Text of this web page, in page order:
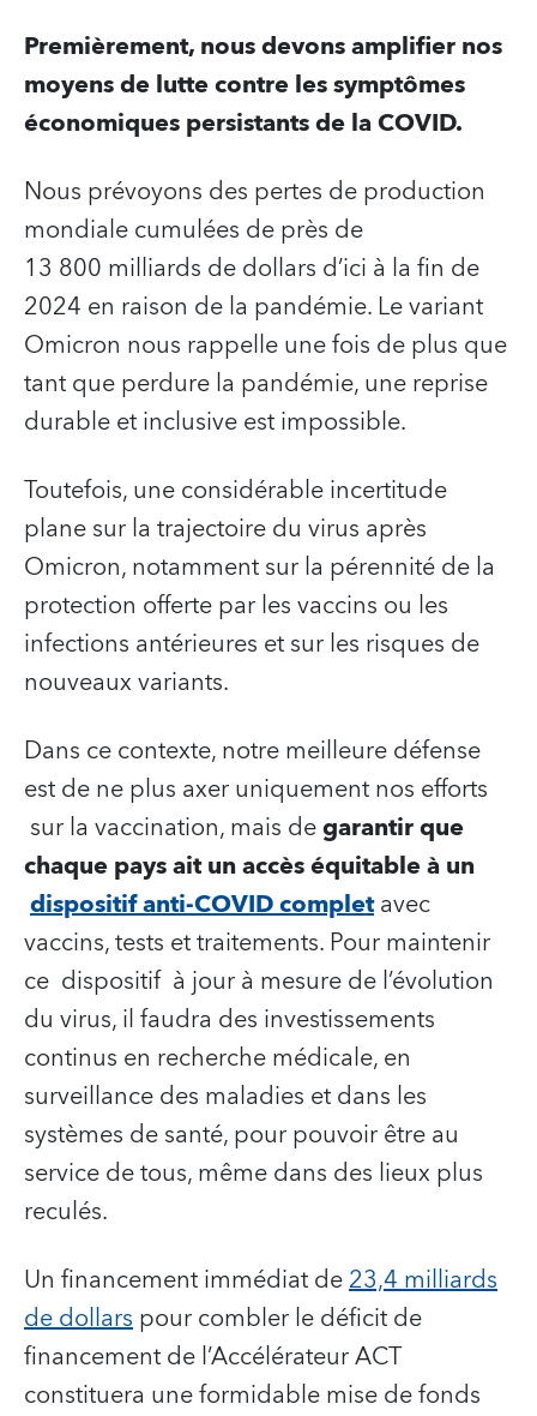
Premièrement, nous devons amplifier nos
moyens de lutte contre les symptômes
économiques persistants de la COVID.
Nous prévoyons des pertes de production
mondiale cumulées de près de
13 800 milliards de dollars d’ici à la fin de
2024 en raison de la pandémie. Le variant
Omicron nous rappelle une fois de plus que
tant que perdure la pandémie, une reprise
durable et inclusive est impossible.
Toutefois, une considérable incertitude
plane sur la trajectoire du virus après
Omicron, notamment sur la pérennité de la
protection offerte par les vaccins ou les
infections antérieures et sur les risques de
nouveaux variants.
Dans ce contexte, notre meilleure défense
est de ne plus axer uniquement nos efforts
sur la vaccination, mais degarantir que
chaque pays ait un accès équitable à un
dispositif anti-COVID completavec
vaccins, tests et traitements. Pour maintenir
ce dispositif à jour à mesure de l’évolution
du virus, il faudra des investissements
continus en recherche médicale, en
surveillance des maladies et dans les
systèmes de santé, pour pouvoir être au
service de tous, même dans des lieux plus
reculés.
Un financement immédiat de23,4 milliards
de dollarspour combler le déficit de
financement de l’Accélérateur ACT
constituera une formidable mise de fonds